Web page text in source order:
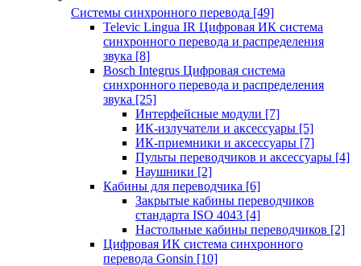
Системы синхронного перевода [49]
Televic Lingua IR Цифровая ИК система
синхронного перевода и распределения
звука [8]
Bosch Integrus Цифровая система
синхронного перевода и распределения
звука [25]
Интерфейсные модули [7]
ИК-излучатели и аксессуары [5]
ИК-приемники и аксессуары [7]
Пульты переводчиков и аксессуары [4]
Наушники [2]
Кабины для переводчика [6]
Закрытые кабины переводчиков
стандарта ISO 4043 [4]
Настольные кабины переводчиков [2]
Цифровая ИК система синхронного
перевода Gonsin [10]